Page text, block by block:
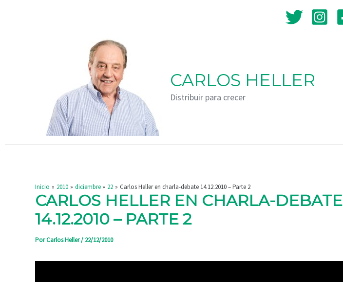
CARLOS HELLER
Distribuir para crecer
Inicio 2010 diciembre 22 Carlos Heller en charla-debate 14.12.2010 – Parte 2
CARLOS HELLER EN CHARLA-DEBATE
14.12.2010 – PARTE 2
PorCarlos Heller/ 22/12/2010